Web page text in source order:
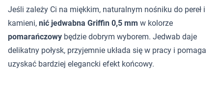
Jeśli zależy Ci na miękkim, naturalnym nośniku do pereł i
kamieni, nić jedwabna Griffin 0,5 mm w kolorze
pomarańczowy będzie dobrym wyborem. Jedwab daje
delikatny połysk, przyjemnie układa się w pracy i pomaga
uzyskać bardziej elegancki efekt końcowy.